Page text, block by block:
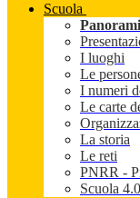
Scuola
I luoghi
Le
I numeri
Le carte
La storia
Le reti
PNRR -
Scuola 4.0